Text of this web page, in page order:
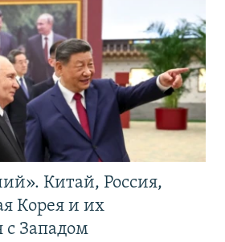
Китай, Россия,
Корея и их
с Западом